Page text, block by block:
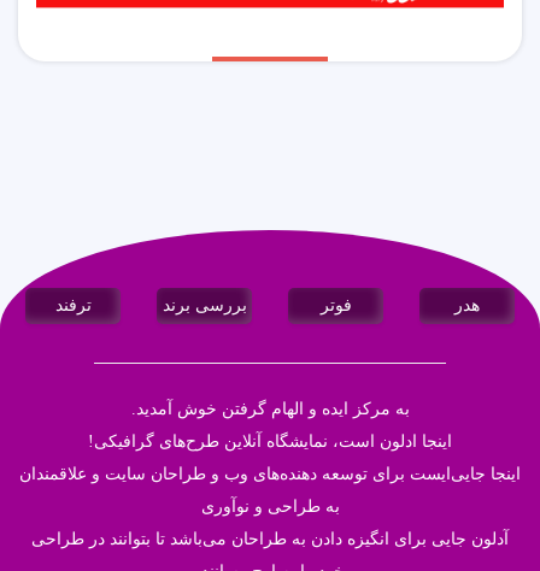
هدر فوتر بررسی برند ترفند
به مرکز ایده و الهام گرفتن خوش آمدید.
اینجا ادلون است، نمایشگاه آنلاین طرح‌های گرافیکی!
اینجا جایی‌ایست برای توسعه دهنده‌های وب و طراحان سایت و علاقمندان
به طراحی و نوآوری
آدلون جایی برای انگیزه دادن به طراحان می‌باشد تا بتوانند در طراحی